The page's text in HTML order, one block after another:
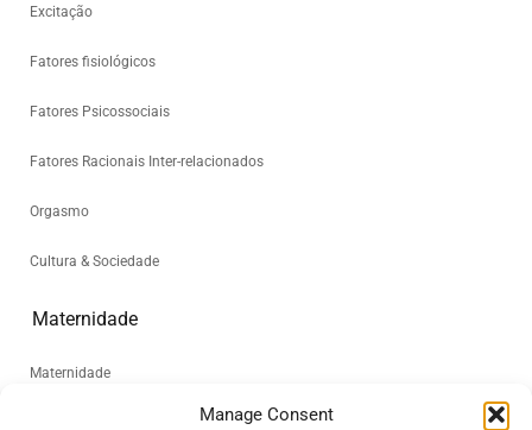
Manage Consent
Excitação
Fatores fisiológicos
Fatores Psicossociais
Fatores Racionais Inter-relacionados
Orgasmo
Cultura & Sociedade
Maternidade
Maternidade